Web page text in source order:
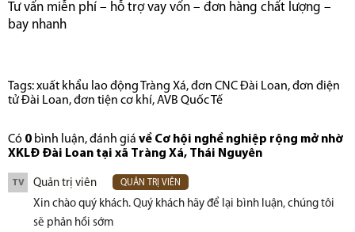
Tư vấn miễn phí – hỗ trợ vay vốn – đơn hàng chất lượng –
bay nhanh
Tags:xuất khẩu lao động Tràng Xá,đơn CNC Đài Loan,đơn điện
tử Đài Loan,đơn tiện cơ khí,AVB Quốc Tế
Có 0 bình luận, đánh giá về Cơ hội nghề nghiệp rộng mở nhờ
XKLĐ Đài Loan tại xã Tràng Xá, Thái Nguyên
TV Quản trị viên QUẢN TRỊ VIÊN
Xin chào quý khách. Quý khách hãy để lại bình luận, chúng tôi
sẽ phản hồi sớm